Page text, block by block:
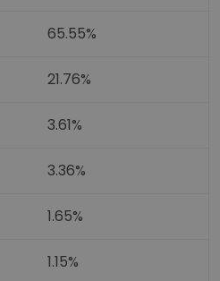
65.55%
21.76%
3.61%
3.36%
1.65%
1.15%